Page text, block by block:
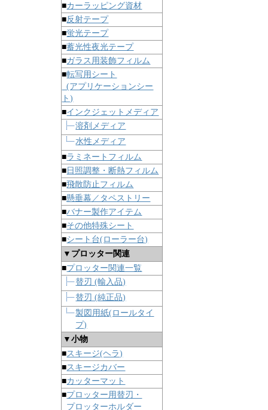
■カーラッピング資材
■反射テープ
■蛍光テープ
■蓄光性夜光テープ
■ガラス用装飾フィルム
■転写用シート
(アプリケーションシー
ト)
■インクジェットメディア
溶剤メディア
水性メディア
■ラミネートフィルム
■ 日照調整・断熱フィルム
■飛散防止フィルム
■懸垂幕／タペストリー
■バナー製作アイテム
■その他特殊シート
■シート台(ローラー台)
▼プロッター関連
■プロッター関連一覧
替刃 (輸入品)
替刃 (純正品)
製図用紙(ロールタイ
プ)
▼小物
■スキージ(ヘラ)
■スキージカバー
■カッターマット
■プロッター用替刃・
プロッターホルダー